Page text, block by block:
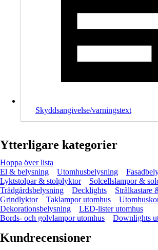
Skyddsangivelse/varningstext
Ytterligare kategorier
Hoppa över lista
El & belysning
Utomhusbelysning
Lyktstolpar & stolplyktor
Solcellslampor &
Trädgårdsbelysning
Decklights
Strålkastare
Grindlyktor
Taklampor utomhus
Dekorationsbelysning
LED-lister utomhus
Bords- och golvlampor utomhus
Downlights
Kundrecensioner